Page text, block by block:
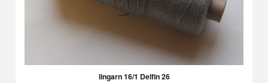
lingarn 16/1 Delfin 26